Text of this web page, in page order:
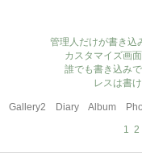
管理人だけが書き込
カスタマイズ画
誰でも書き込み
レスは書
Gallery2 Diary Album
1 2